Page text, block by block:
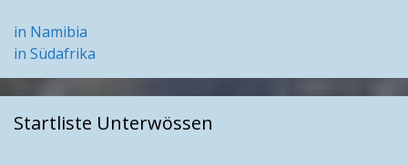
in Namibia
in Südafrika
Startliste Unterwössen